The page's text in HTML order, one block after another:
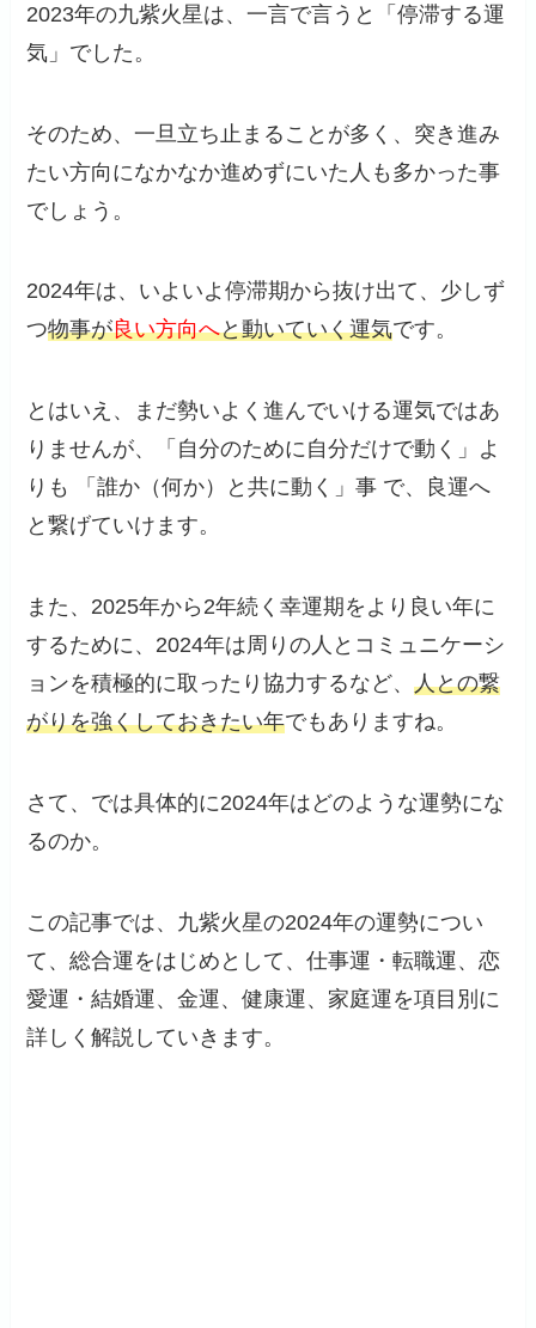
2023年の九紫火星は、一言で言うと「停滞する運
気」でした。
そのため、一旦立ち止まることが多く、突き進み
たい方向になかなか進めずにいた人も多かった事
でしょう。
2024年は、いよいよ停滞期から抜け出て、少しず
つ物事が良い方向へと動いていく運気です。
とはいえ、まだ勢いよく進んでいける運気ではあ
りませんが、「自分のために自分だけで動く」よ
りも 「誰か（何か）と共に動く」事 で、良運へ
と繋げていけます。
また、2025年から2年続く幸運期をより良い年に
するために、2024年は周りの人とコミュニケーシ
ョンを積極的に取ったり協力するなど、人との繋
がりを強くしておきたい年でもありますね。
さて、では具体的に2024年はどのような運勢にな
るのか。
この記事では、九紫火星の2024年の運勢につい
て、総合運をはじめとして、仕事運・転職運、恋
愛運・結婚運、金運、健康運、家庭運を項目別に
詳しく解説していきます。